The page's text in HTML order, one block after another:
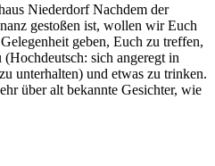
Niederdorf Nachdem der
gestoßen ist, wollen wir Euch
geben, Euch zu treffen,
sich angeregt in
unterhalten) und etwas zu trinken.
über alt bekannte Gesichter, wie